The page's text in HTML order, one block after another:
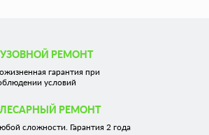
РЕМОНТ
гарантия при
условий
РЕМОНТ
сложности. Гарантия 2 года